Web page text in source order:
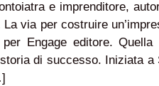
e imprenditore,
La via per costruire
Engage editore.
di successo. Iniziata a